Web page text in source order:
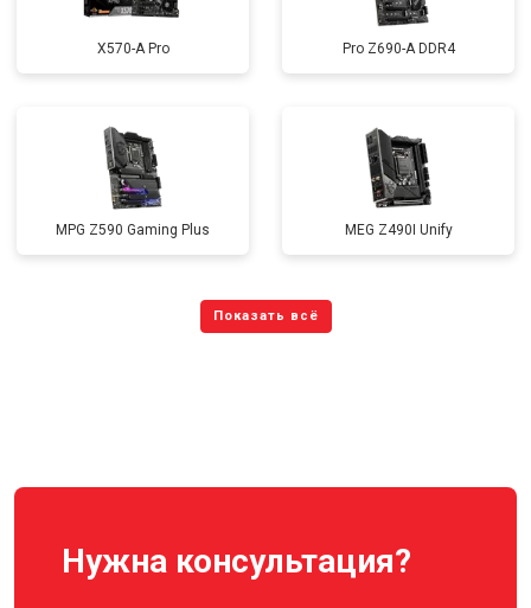
X570-A Pro Pro Z690-A DDR4
MPG Z590 Gaming Plus MEG Z490I Unify
Нужна консультация?